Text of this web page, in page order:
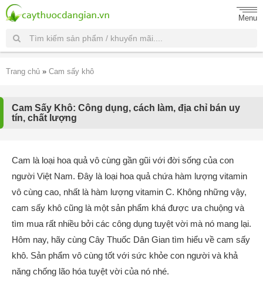
Menu
Trang chủ » Cam sấy khô
Cam Sấy Khô: Công dụng, cách làm, địa chỉ bán uy
tín, chất lượng
Cam là loại hoa quả vô cùng gần gũi với đời sống của con
người Việt Nam. Đây là loại hoa quả chứa hàm lượng vitamin
vô cùng cao, nhất là hàm lượng vitamin C. Không những vậy,
cam sấy khô cũng là một sản phẩm khá được ưa chuộng và
tìm mua rất nhiều bởi các công dụng tuyệt vời mà nó mang lại.
Hôm nay, hãy cùng Cây Thuốc Dân Gian tìm hiểu về cam sấy
khô. Sản phẩm vô cùng tốt với sức khỏe con người và khả
năng chống lão hóa tuyệt vời của nó nhé.